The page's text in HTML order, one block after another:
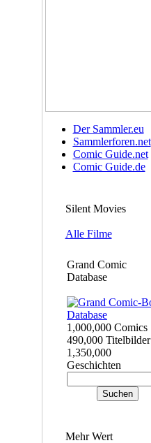
Der Sammler.eu
Sammlerforen.net
Comic Guide.net
Comic Guide.de
Silent Movies
Alle Filme
Grand Comic
Database
1,000,000 Comics
490,000 Titelbilder
1,350,000
Geschichten
Mehr Wert